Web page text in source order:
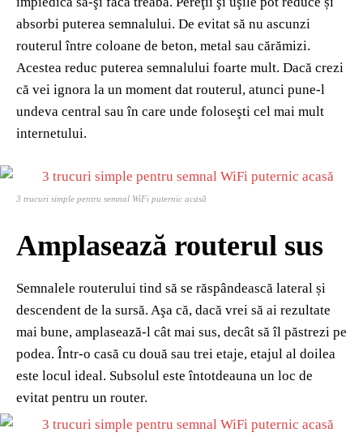
absorbi puterea semnalului. De evitat să nu ascunzi
routerul între coloane de beton, metal sau cărămizi.
Acestea reduc puterea semnalului foarte mult. Dacă crezi
că vei ignora la un moment dat routerul, atunci pune-l
undeva central sau în care unde foloseşti cel mai mult
internetului.
3 trucuri simple pentru semnal WiFi puternic acasă
Amplasează routerul sus
Semnalele routerului tind să se răspândească lateral și
descendent de la sursă. Aşa că, dacă vrei să ai rezultate
mai bune, amplasează-l cât mai sus, decât să îl păstrezi pe
podea. Într-o casă cu două sau trei etaje, etajul al doilea
este locul ideal. Subsolul este întotdeauna un loc de
evitat pentru un router.